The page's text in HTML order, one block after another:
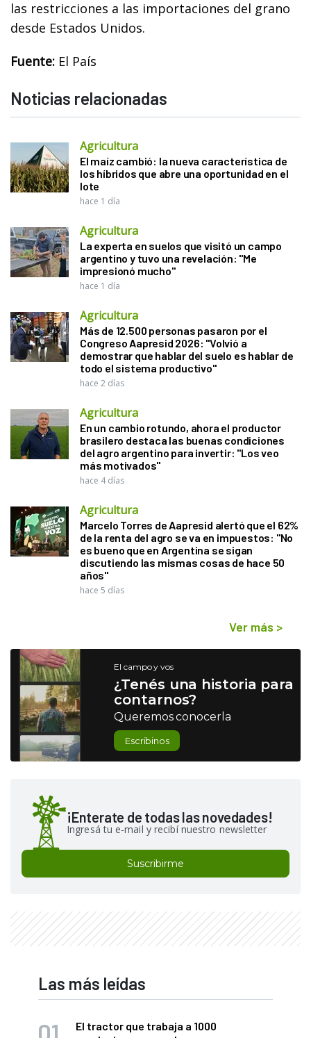
las restricciones a las importaciones del grano
desde Estados Unidos.
Fuente: El País
Noticias relacionadas
Agricultura
El maíz cambió: la nueva característica de
los híbridos que abre una oportunidad en el
lote
hace 1 día
Agricultura
La experta en suelos que visitó un campo
argentino y tuvo una revelación: "Me
impresionó mucho"
hace 1 día
Agricultura
Más de 12.500 personas pasaron por el
Congreso Aapresid 2026: "Volvió a
demostrar que hablar del suelo es hablar de
todo el sistema productivo"
hace 2 días
Agricultura
En un cambio rotundo, ahora el productor
brasilero destaca las buenas condiciones
del agro argentino para invertir: "Los veo
más motivados"
hace 4 días
Agricultura
Marcelo Torres de Aapresid alertó que el 62%
de la renta del agro se va en impuestos: "No
es bueno que en Argentina se sigan
discutiendo las mismas cosas de hace 50
años"
hace 5 días
Ver más >
El campo y vos
¿Tenés una historia para
contarnos?
Queremos conocerla
Escribinos
¡Enterate de todas las novedades!
Ingresá tu e-mail y recibí nuestro newsletter
Suscribirme
Las más leídas
El tractor que trabaja a 1000